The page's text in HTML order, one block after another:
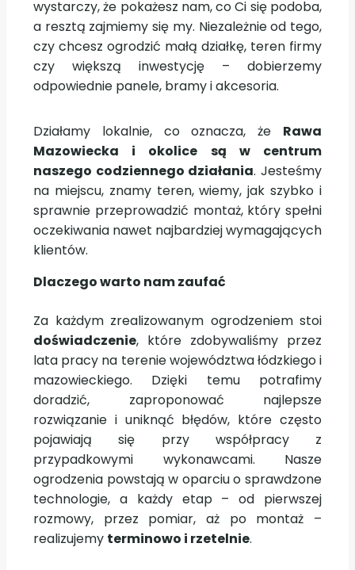
wystarczy, że pokażesz nam, co Ci się podoba,
a resztą zajmiemy się my. Niezależnie od tego,
czy chcesz ogrodzić małą działkę, teren firmy
czy większą inwestycję – dobierzemy
odpowiednie panele, bramy i akcesoria.
Działamy lokalnie, co oznacza, że Rawa
Mazowiecka i okolice są w centrum
naszego codziennego działania. Jesteśmy
na miejscu, znamy teren, wiemy, jak szybko i
sprawnie przeprowadzić montaż, który spełni
oczekiwania nawet najbardziej wymagających
klientów.
Dlaczego warto nam zaufać
Za każdym zrealizowanym ogrodzeniem stoi
doświadczenie, które zdobywaliśmy przez
lata pracy na terenie województwa łódzkiego i
mazowieckiego. Dzięki temu potrafimy
doradzić, zaproponować najlepsze
rozwiązanie i uniknąć błędów, które często
pojawiają się przy współpracy z
przypadkowymi wykonawcami. Nasze
ogrodzenia powstają w oparciu o sprawdzone
technologie, a każdy etap – od pierwszej
rozmowy, przez pomiar, aż po montaż –
realizujemy terminowo i rzetelnie.